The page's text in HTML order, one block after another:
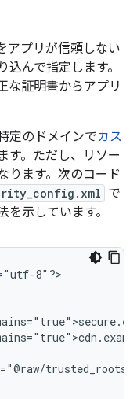
アプリが信頼しない
んで指定します。
な証明書からアプリ
定のドメインでカス
す。ただし、リソー
ります。次のコード
で
示しています。
8"?>